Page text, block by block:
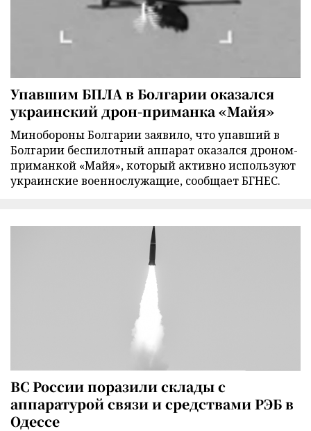
Упавшим БПЛА в Болгарии оказался
украинский дрон-приманка «Майя»
Минобороны Болгарии заявило, что упавший в
Болгарии беспилотный аппарат оказался дроном-
приманкой «Майя», который активно используют
украинские военнослужащие, сообщает БГНЕС.
ВС России поразили склады с
аппаратурой связи и средствами РЭБ в
Одессе